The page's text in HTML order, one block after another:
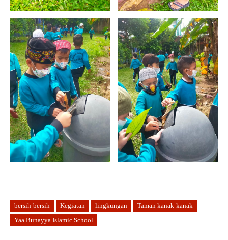
bersih-bersih Kegiatan lingkungan
Taman kanak-kanak
Yaa Bunayya Islamic School